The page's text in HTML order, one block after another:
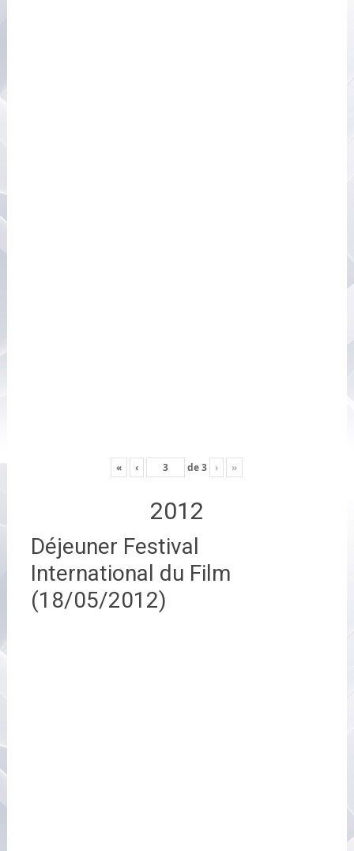
« ‹ de3 › »
2012
Déjeuner Festival
International du Film
(18/05/2012)